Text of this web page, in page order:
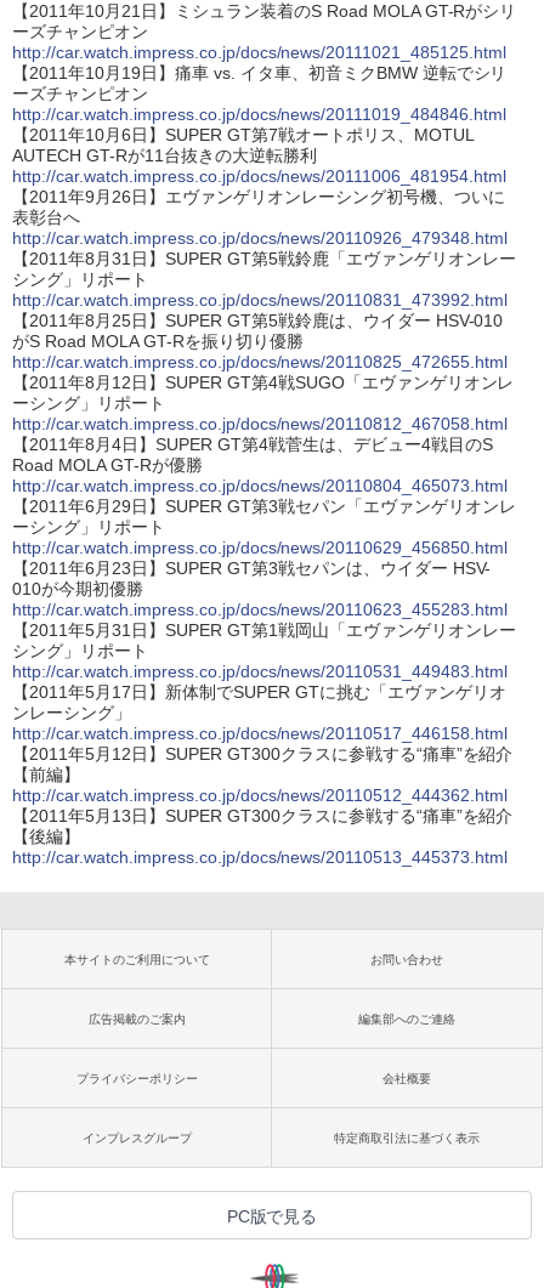
【2011年10月21日】ミシュラン装着のS Road MOLA GT-Rがシリ
ーズチャンピオン
http://car.watch.impress.co.jp/docs/news/20111021_485125.html
【2011年10月19日】痛車 vs. イタ車、初音ミクBMW 逆転でシリ
ーズチャンピオン
http://car.watch.impress.co.jp/docs/news/20111019_484846.html
【2011年10月6日】SUPER GT第7戦オートポリス、MOTUL
AUTECH GT-Rが11台抜きの大逆転勝利
http://car.watch.impress.co.jp/docs/news/20111006_481954.html
【2011年9月26日】エヴァンゲリオンレーシング初号機、ついに
表彰台へ
http://car.watch.impress.co.jp/docs/news/20110926_479348.html
【2011年8月31日】SUPER GT第5戦鈴鹿「エヴァンゲリオンレー
シング」リポート
http://car.watch.impress.co.jp/docs/news/20110831_473992.html
【2011年8月25日】SUPER GT第5戦鈴鹿は、ウイダー HSV-010
がS Road MOLA GT-Rを振り切り優勝
http://car.watch.impress.co.jp/docs/news/20110825_472655.html
【2011年8月12日】SUPER GT第4戦SUGO「エヴァンゲリオンレ
ーシング」リポート
http://car.watch.impress.co.jp/docs/news/20110812_467058.html
【2011年8月4日】SUPER GT第4戦菅生は、デビュー4戦目のS
Road MOLA GT-Rが優勝
http://car.watch.impress.co.jp/docs/news/20110804_465073.html
【2011年6月29日】SUPER GT第3戦セパン「エヴァンゲリオンレ
ーシング」リポート
http://car.watch.impress.co.jp/docs/news/20110629_456850.html
【2011年6月23日】SUPER GT第3戦セパンは、ウイダー HSV-
010が今期初優勝
http://car.watch.impress.co.jp/docs/news/20110623_455283.html
【2011年5月31日】SUPER GT第1戦岡山「エヴァンゲリオンレー
シング」リポート
http://car.watch.impress.co.jp/docs/news/20110531_449483.html
【2011年5月17日】新体制でSUPER GTに挑む「エヴァンゲリオ
ンレーシング」
http://car.watch.impress.co.jp/docs/news/20110517_446158.html
【2011年5月12日】SUPER GT300クラスに参戦する“痛車”を紹介
【前編】
http://car.watch.impress.co.jp/docs/news/20110512_444362.html
【2011年5月13日】SUPER GT300クラスに参戦する“痛車”を紹介
【後編】
http://car.watch.impress.co.jp/docs/news/20110513_445373.html
本サイトのご利用について お問い合わせ
広告掲載のご案内 編集部へのご連絡
プライバシーポリシー 会社概要
インプレスグループ 特定商取引法に基づく表示
PC版で見る